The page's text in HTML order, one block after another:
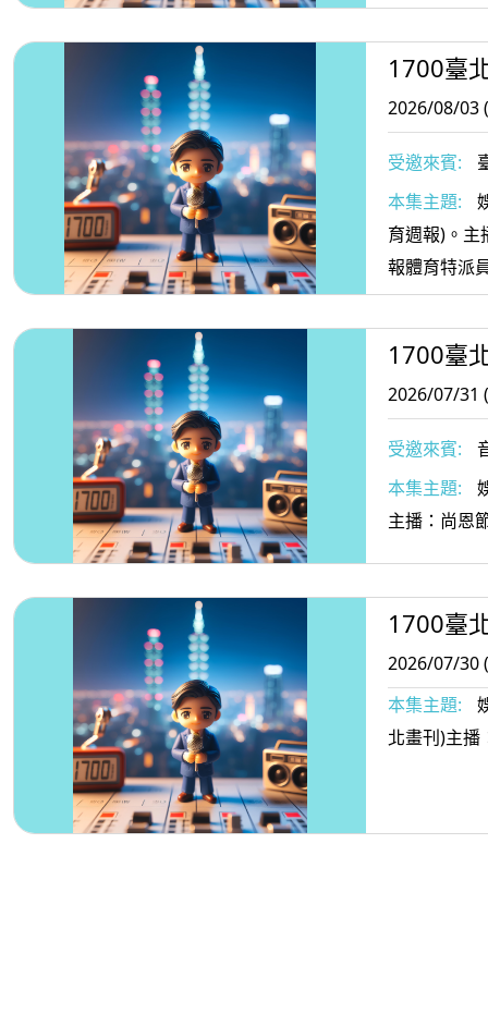
1700臺
2026/08/03
受邀來賓:
本集主題:
育週報)。主
報體育特派
1700臺
2026/07/31
受邀來賓:
本集主題:
主播：尚恩
1700臺
2026/07/30
本集主題:
北畫刊)主播